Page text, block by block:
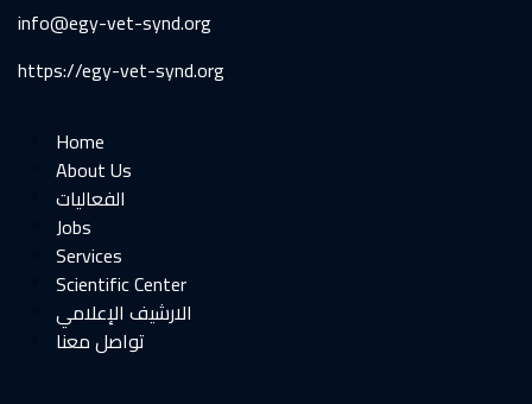
info@egy-vet-synd.org
https://egy-vet-synd.org
Home
About Us
الفعاليات
Jobs
Services
Scientific Center
الارشيف الإعلامي